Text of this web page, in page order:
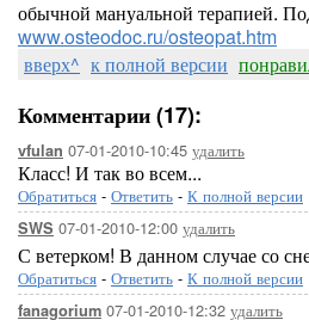
обычной мануальной терапией.
www.osteodoc.ru/osteopat.htm
вверх^ к полной версии
Комментарии (17):
vfulan 07-01-2010-10:45 удалить
Класс! И так во всем...
Обратиться - Ответить - К полной версии
SWS 07-01-2010-12:00 удалить
С ветерком! В данном случае со
Обратиться - Ответить - К полной версии
fanagorium 07-01-2010-12:32 удалить